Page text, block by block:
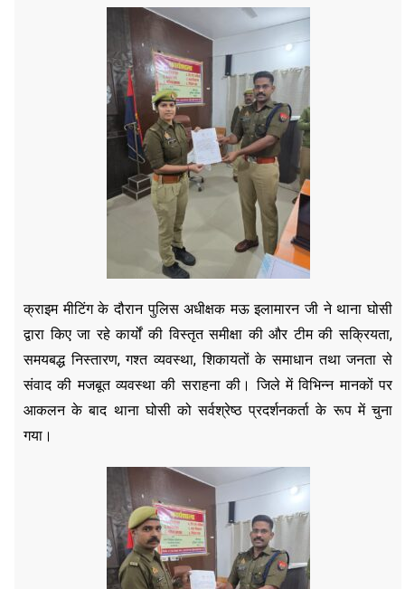
क्राइम मीटिंग के दौरान पुलिस अधीक्षक मऊ इलामारन जी ने थाना घोसी
द्वारा किए जा रहे कार्यों की विस्तृत समीक्षा की और टीम की सक्रियता,
समयबद्ध निस्तारण, गश्त व्यवस्था, शिकायतों के समाधान तथा जनता से
संवाद की मजबूत व्यवस्था की सराहना की। जिले में विभिन्न मानकों पर
आकलन के बाद थाना घोसी को सर्वश्रेष्ठ प्रदर्शनकर्ता के रूप में चुना
गया।